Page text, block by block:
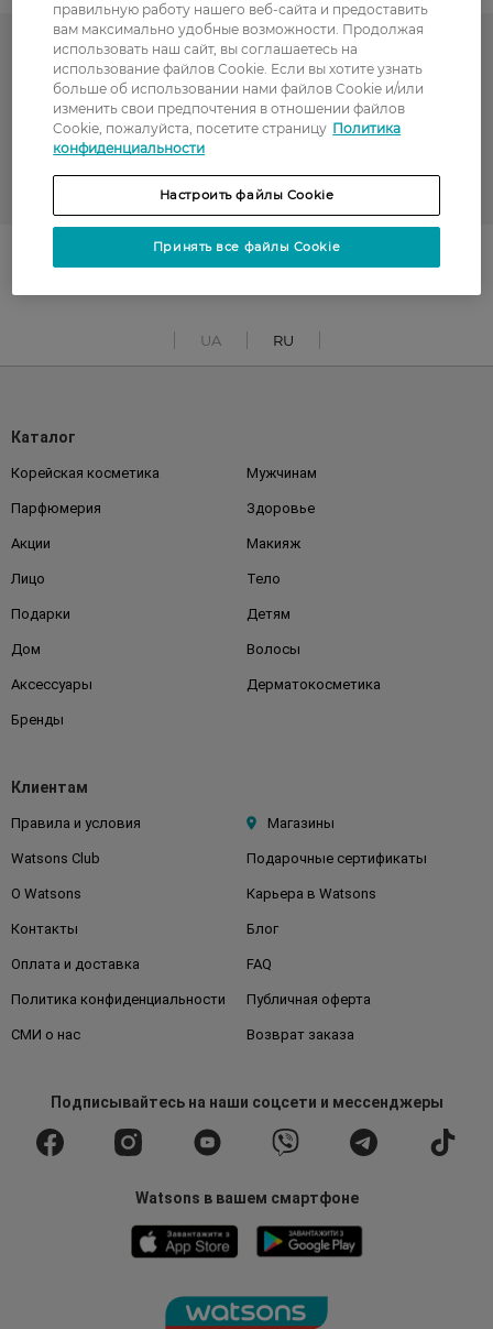
Средства гигиены полости рта
Зубные пасты
РАСПРОДАЖА
COLGATE
Поділитись із друзями
UA RU
Каталог
Корейская косметика Мужчинам
Парфюмерия Здоровье
Акции Макияж
Лицо Тело
Подарки Детям
Дом Волосы
Аксессуары Дерматокосметика
Бренды
Клиентам
Правила и условия Магазины
Watsons Club Подарочные сертификаты
О Watsons Карьера в Watsons
Контакты Блог
Оплата и доставка FAQ
Политика конфиденциальности Публичная оферта
СМИ о нас Возврат заказа
Подписывайтесьна наши соцсети и мессенджеры
Watsons в вашем смартфоне
правильную работу нашего веб-сайта и предоставить
вам максимально удобные возможности. Продолжая
использовать наш сайт, вы соглашаетесь на
использование файлов Cookie. Если вы хотите узнать
больше об использовании нами файлов Cookie и/или
изменить свои предпочтения в отношении файлов
Cookie, пожалуйста, посетите страницу Политика
конфиденциальности
Настроить файлы Cookie
Принять все файлы Cookie